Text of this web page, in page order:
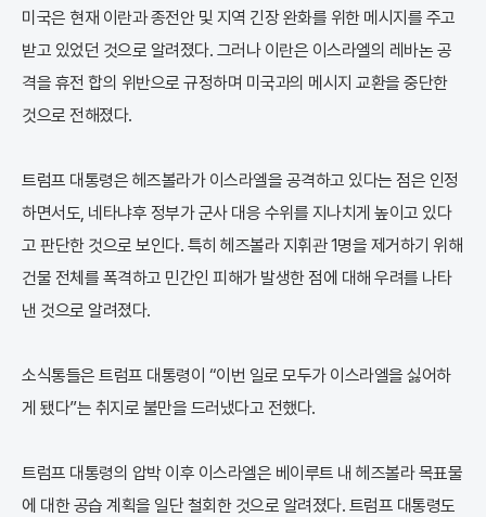
미국은 현재 이란과 종전안 및 지역 긴장 완화를 위한 메시지를 주고
받고 있었던 것으로 알려졌다. 그러나 이란은 이스라엘의 레바논 공
격을 휴전 합의 위반으로 규정하며 미국과의 메시지 교환을 중단한
것으로 전해졌다.
트럼프 대통령은 헤즈볼라가 이스라엘을 공격하고 있다는 점은 인정
하면서도, 네타냐후 정부가 군사 대응 수위를 지나치게 높이고 있다
고 판단한 것으로 보인다. 특히 헤즈볼라 지휘관 1명을 제거하기 위해
건물 전체를 폭격하고 민간인 피해가 발생한 점에 대해 우려를 나타
낸 것으로 알려졌다.
소식통들은 트럼프 대통령이 “이번 일로 모두가 이스라엘을 싫어하
게 됐다”는 취지로 불만을 드러냈다고 전했다.
트럼프 대통령의 압박 이후 이스라엘은 베이루트 내 헤즈볼라 목표물
에 대한 공습 계획을 일단 철회한 것으로 알려졌다. 트럼프 대통령도